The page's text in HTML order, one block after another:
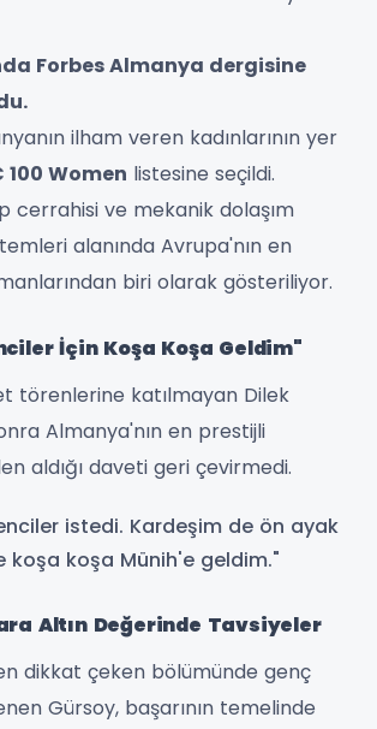
Forbes Almanya dergisine
ilham veren kadınlarının yer
100 Women listesine seçildi.
cerrahisi ve mekanik dolaşım
alanında Avrupa'nın en
biri olarak gösteriliyor.
İçin Koşa Koşa Geldim"
törenlerine katılmayan Dilek
Almanya'nın en prestijli
aldığı daveti geri çevirmedi.
istedi. Kardeşim de ön ayak
koşa koşa Münih'e geldim."
Altın Değerinde Tavsiyeler
dikkat çeken bölümünde genç
Gürsoy, başarının temelinde